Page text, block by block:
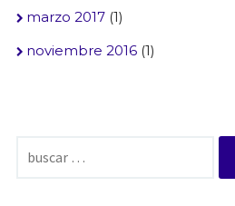
marzo 2017(1)
noviembre 2016(1)